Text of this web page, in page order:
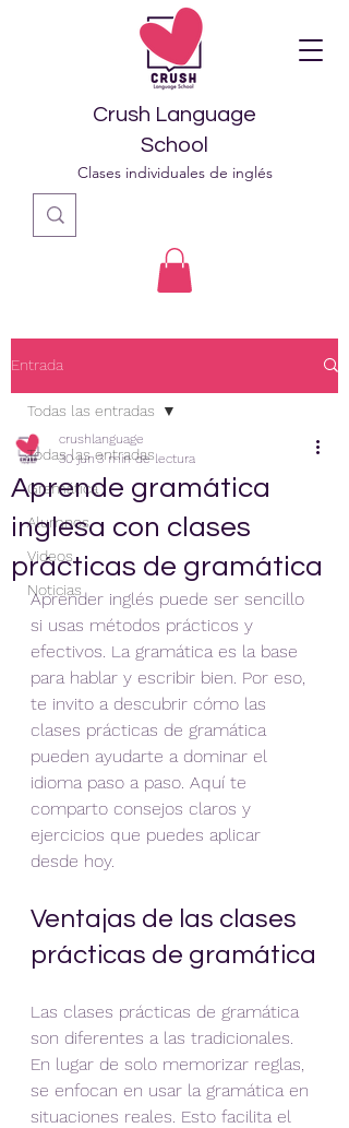
Crush Language
School
Clases individuales de inglés
Entrada
Todas las entradas
Gramática
Alumnos
Videos
Noticias
Todas las entradas
Aprende gramática
inglesa con clases
prácticas de gramática
crushlanguage
30 jun 3 min de lectura
Aprender inglés puede ser sencillo
si usas métodos prácticos y
efectivos. La gramática es la base
para hablar y escribir bien. Por eso,
te invito a descubrir cómo las
clases prácticas de gramática
pueden ayudarte a dominar el
idioma paso a paso. Aquí te
comparto consejos claros y
ejercicios que puedes aplicar
desde hoy.
Ventajas de las clases
prácticas de gramática
Las clases prácticas de gramática
son diferentes a las tradicionales.
En lugar de solo memorizar reglas,
se enfocan en usar la gramática en
situaciones reales. Esto facilita el